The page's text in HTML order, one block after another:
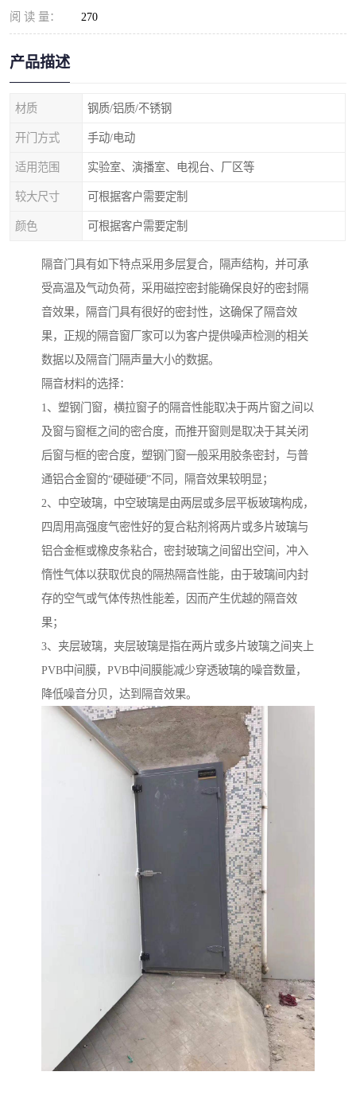
阅 读 量： 270
产品描述
材质 钢质/铝质/不锈钢
开门方式 手动/电动
适用范围 实验室、演播室、电视台、厂区等
较大尺寸 可根据客户需要定制
颜色 可根据客户需要定制
隔音门具有如下特点采用多层复合，隔声结构，并可承
受高温及气动负荷，采用磁控密封能确保良好的密封隔
音效果，隔音门具有很好的密封性，这确保了隔音效
果，正规的隔音窗厂家可以为客户提供噪声检测的相关
数据以及隔音门隔声量大小的数据。
隔音材料的选择：
1、塑钢门窗，横拉窗子的隔音性能取决于两片窗之间以
及窗与窗框之间的密合度，而推开窗则是取决于其关闭
后窗与框的密合度，塑钢门窗一般采用胶条密封，与普
通铝合金窗的“硬碰硬”不同，隔音效果较明显；
2、中空玻璃，中空玻璃是由两层或多层平板玻璃构成，
四周用高强度气密性好的复合粘剂将两片或多片玻璃与
铝合金框或橡皮条粘合，密封玻璃之间留出空间，冲入
惰性气体以获取优良的隔热隔音性能，由于玻璃间内封
存的空气或气体传热性能差，因而产生优越的隔音效
果；
3、夹层玻璃，夹层玻璃是指在两片或多片玻璃之间夹上
PVB中间膜，PVB中间膜能减少穿透玻璃的噪音数量，
降低噪音分贝，达到隔音效果。